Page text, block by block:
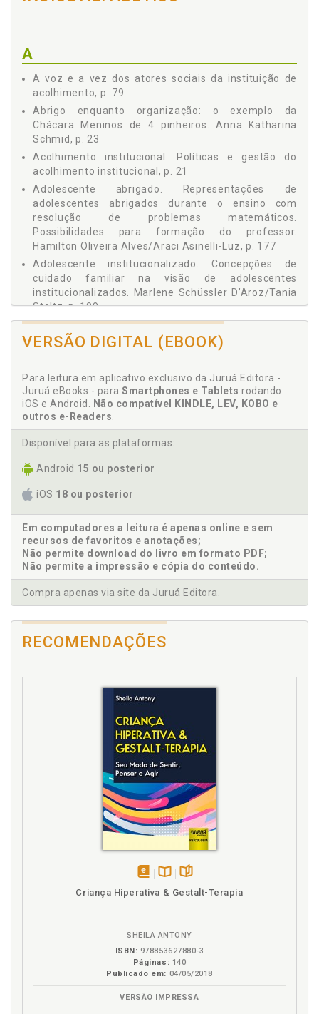
Solange Marques Rossato
Susana Núñez-Rodriguez
Tania Stoltz
6 O CONFLITO NA RELAÇÃO ENTRE ADOLESCENTES E
175
7 REPRESENTAÇÕES DE ADOLESCENTES ABRIGADOS
DURANTE O ENSINO COM RESOLUÇÃO DE PROBLEMAS
MATEMÁTICOS - POSSIBILIDADES PARA FORMAÇÃO DO
PROFESSOR / Hamilton Oliveira Alves / Araci Asinelli-Luz, p.
177
8 RESILIÊNCIA E BUSCA DE SENTIDO NA HISTÓRIA DE VIDA
DE UM ADOLESCENTE INSTITUCIONALIZADO / Janete Maria
da Silva Batista / Liliana Maria Labronici, p. 199
POSFÁCIO, p. 219
SOBRE OS AUTORES, p. 223
A
A voz e a vez dos atores sociais da instituição de
acolhimento, p. 79
Abrigo enquanto organização: o exemplo da
Chácara Meninos de 4 pinheiros. Anna Katharina
Schmid, p. 23
Acolhimento institucional. Políticas e gestão do
acolhimento institucional, p. 21
Adolescente abrigado. Representações de
adolescentes abrigados durante o ensino com
resolução de problemas matemáticos.
Possibilidades para formação do professor.
Hamilton Oliveira Alves/Araci Asinelli-Luz, p. 177
Adolescente institucionalizado. Concepções de
cuidado familiar na visão de adolescentes
institucionalizados. Marlene Schüssler D’Aroz/Tania
Stoltz, p. 109
Adolescente institucionalizado. Resiliência e busca
de sentido na história de vida de um adolescente
institucionalizado. Janete Maria da Silva
Adolescente. O conflito na relação entre
adolescentes e educadores de uma ONG. Rodrigo
Reis Navarro/Araci Asinelli-Luz, p. 149
Adolescente. O desenvolvimento da identidade em
adolescentes em situação de vulnerabilidade.
135
Anna Katharina Schmid. O abrigo enquanto
pinheiros, p. 23
Araci Asinelli-Luz. O conflito na relação entre
adolescentes e educadores de uma ONG. Rodrigo
Reis Navarro/Araci Asinelli-Luz, p. 149
abrigados durante o ensino com resolução de
formação do professor. Hamilton Oliveira
Alves/Araci Asinelli-Luz, p. 177
Concepções de cuidado familiar na visão de
adolescentes institucionalizados. Marlene Schüssler
D’Aroz/Tania Stoltz, p. 109
Conflito na relação entre adolescentes e
educadores de uma ONG. Rodrigo Reis Navarro/Araci
Asinelli-Luz, p. 149
Cuidado familiar. Concepções de cuidado familiar na
visão de adolescentes institucionalizados. Marlene
Schüssler D’Aroz/Tania Stoltz, p. 109
Desenvolvimento da identidade em adolescentes em
Educador. O conflito na relação entre adolescentes e
VERSÃO DIGITAL (EBOOK)
Para leitura em aplicativo exclusivo da Juruá Editora -
Juruá eBooks - para Smartphones e Tablets rodando
iOS e Android. Não compatível KINDLE, LEV, KOBO e
outros e-Readers.
Disponível para as plataformas:
Android 15 ou posterior
iOS 18 ou posterior
Em computadores a leitura é apenas online e sem
recursos de favoritos e anotações;
Não permite download do livro em formato PDF;
Não permite a impressão e cópia do conteúdo.
Compra apenas via site da Juruá Editora.
RECOMENDAÇÕES
Disponível
páginas
Criança Hiperativa & Gestalt-Terapia
SHEILA ANTONY
ISBN: 978853627880-3
Páginas: 140
Publicado em: 04/05/2018
VERSÃO IMPRESSA